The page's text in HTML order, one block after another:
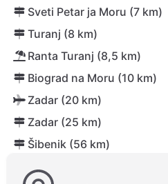
Sveti Petar ja Moru (7 km)
Turanj (8 km)
Ranta Turanj (8,5 km)
Biograd na Moru (10 km)
Zadar (20 km)
Zadar (25 km)
Šibenik (56 km)